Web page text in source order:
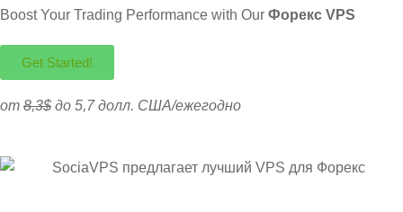
Boost Your Trading Performance with Our Форекс VPS
Get Started!
от 8,3$ до 5,7 долл. США/ежегодно